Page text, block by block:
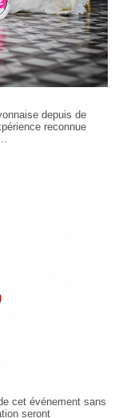
depuis de
reconnue
cet événement sans
seront